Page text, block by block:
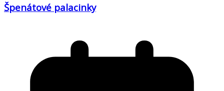
Špenátové palacinky